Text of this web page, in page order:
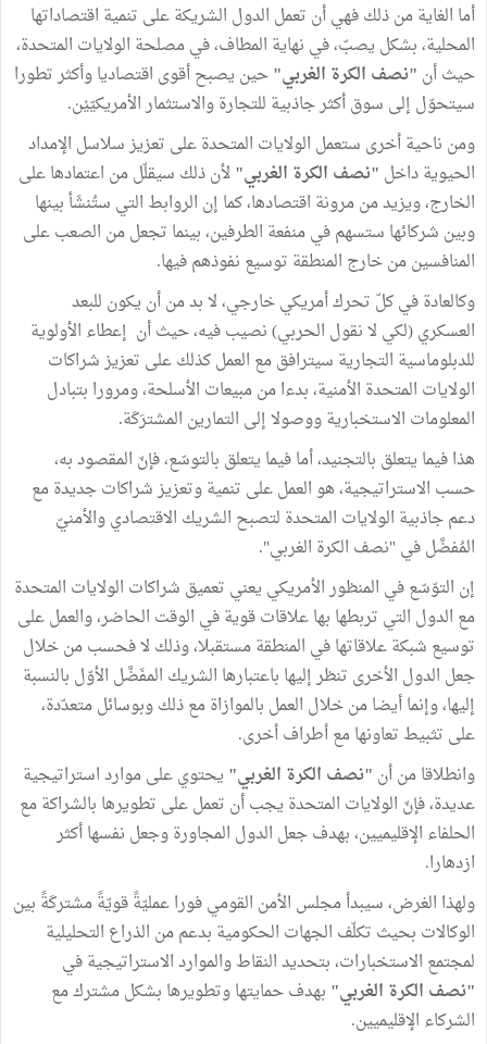
أما الغاية من ذلك فهي أن تعمل الدول الشريكة على تنمية اقتصاداتها
المحلية، بشكل يصبّ، في نهاية المطاف، في مصلحة الولايات المتحدة،
حيث أن "نصف الكرة الغربي"حين يصبح أقوى اقتصاديا وأكثر تطورا
سيتحوّل إلى سوق أكثر جاذبية للتجارة والاستثمار الأمريكيّيْن.
ومن ناحية أخرى ستعمل الولايات المتحدة على تعزيز سلاسل الإمداد
الحيوية داخل "نصف الكرة الغربي" لأن ذلك سيقلّل من اعتمادها على
الخارج، ويزيد من مرونة اقتصادها، كما إن الروابط التي ستُنشَأ بينها
وبين شركائها ستسهم في منفعة الطرفين، بينما تجعل من الصعب على
المنافسين من خارج المنطقة توسيع نفوذهم فيها.
وكالعادة في كلّ تحرك أمريكي خارجي، لا بد من أن يكون للبعد
العسكري (لكي لا نقول الحربي) نصيب فيه، حيث أن إعطاء الأولوية
للدبلوماسية التجارية سيترافق مع العمل كذلك على تعزيز شراكات
الولايات المتحدة الأمنية، بدءا من مبيعات الأسلحة، ومرورا بتبادل
المعلومات الاستخبارية ووصولا إلى التمارين المشترَكَة.
هذا فيما يتعلق بالتجنيد، أما فيما يتعلق بالتوسّع، فإنّ المقصود به،
حسب الاستراتيجية، هو العمل على تنمية وتعزيز شراكات جديدة مع
دعم جاذبية الولايات المتحدة لتصبح الشريك الاقتصادي والأمنيّ
المُفضَّل في "نصف الكرة الغربي".
إن التوّسّع في المنظور الأمريكي يعني تعميق شراكات الولايات المتحدة
مع الدول التي تربطها بها علاقات قوية في الوقت الحاضر، والعمل على
توسيع شبكة علاقاتها في المنطقة مستقبلا، وذلك لا فحسب من خلال
جعل الدول الأخرى تنظر إليها باعتبارها الشريك المفَضَّل الأوّل بالنسبة
إليها، وإنما أيضا من خلال العمل بالموازاة مع ذلك وبوسائل متعدّدة،
على تثبيط تعاونها مع أطراف أخرى.
وانطلاقا من أن "نصف الكرة الغربي" يحتوي على موارد استراتيجية
عديدة، فإنّ الولايات المتحدة يجب أن تعمل على تطويرها بالشراكة مع
الحلفاء الإقليميين، بهدف جعل الدول المجاورة وجعل نفسها أكثر
ازدهارا.
ولهذا الغرض، سيبدأ مجلس الأمن القومي فورا عمليّةً قويّةً مشتركَةً بين
الوكالات بحيث تكلّف الجهات الحكومية بدعم من الذراع التحليلية
لمجتمع الاستخبارات، بتحديد النقاط والموارد الاستراتيجية في
"نصف الكرة الغربي" بهدف حمايتها وتطويرها بشكل مشترك مع
الشركاء الإقليميين.